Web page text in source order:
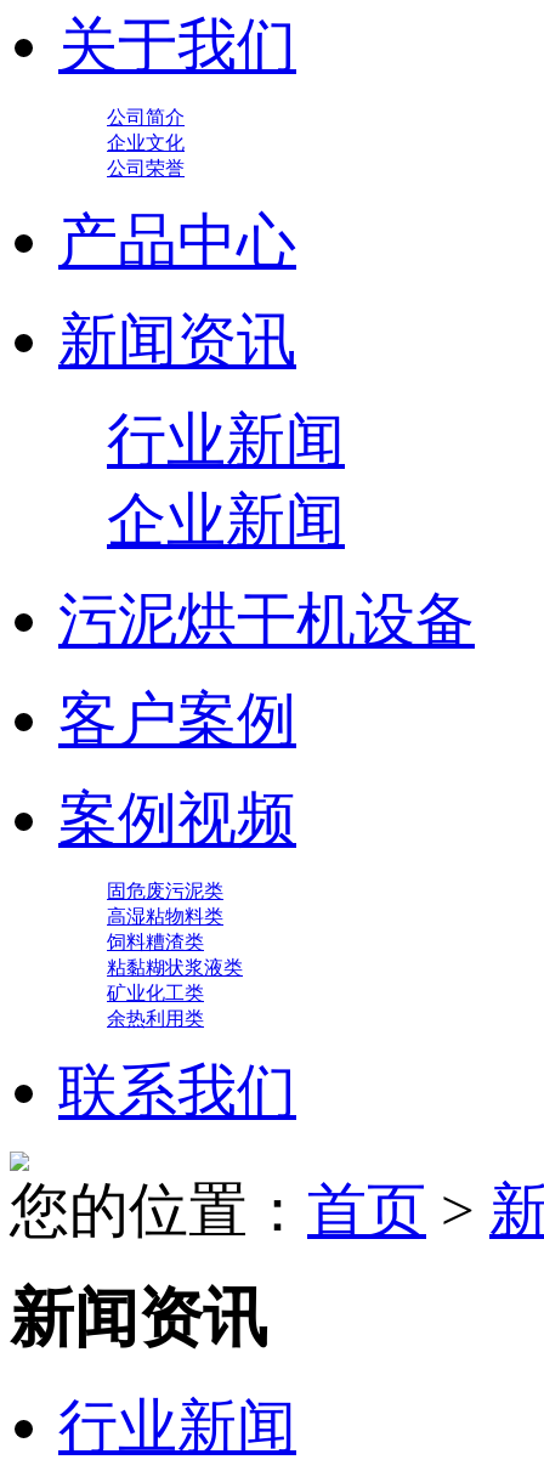
关于我们
公司简介
企业文化
公司荣誉
产品中心
新闻资讯
行业新闻
企业新闻
污泥烘干机设备
客户案例
案例视频
固危废污泥类
高湿粘物料类
饲料糟渣类
粘黏糊状浆液类
矿业化工类
余热利用类
联系我们
您的位置： 首页 >
新闻资讯
行业新闻